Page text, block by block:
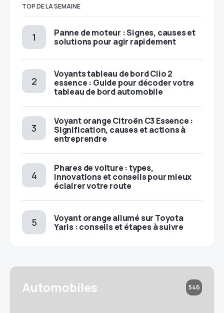
TOP DE LA SEMAINE
Panne de moteur : Signes, causes et
solutions pour agir rapidement
Voyants tableau de bord Clio 2
essence : Guide pour décoder votre
tableau de bord automobile
Voyant orange Citroën C3 Essence :
Signification, causes et actions à
entreprendre
Phares de voiture : types,
innovations et conseils pour mieux
éclairer votre route
Voyant orange allumé sur Toyota
Yaris : conseils et étapes à suivre
Automobiles 546